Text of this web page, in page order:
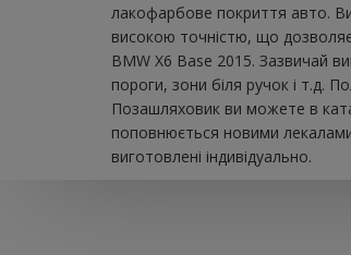
лакофарбове покриття авто.
високою точністю, що
BMW X6 Base 2015. Зазвичай
пороги, зони біля ручок і т.д.
Позашляховик ви можете в
поповнюється новими
виготовлені індивідуально.